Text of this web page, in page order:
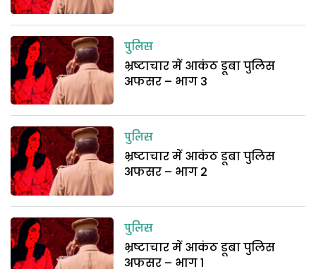
पुलिस
भ्रष्टाचार में आकंठ डूबा पुलिस
अफसर – भाग 3
पुलिस
भ्रष्टाचार में आकंठ डूबा पुलिस
अफसर – भाग 2
पुलिस
भ्रष्टाचार में आकंठ डूबा पुलिस
अफसर – भाग 1